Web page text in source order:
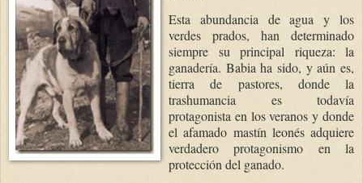
Esta abundancia de agua y los
verdes prados, han determinado
siempre su principal riqueza: la
ganadería. Babia ha sido, y aún es,
tierra de pastores, donde la
trashumancia es todavía
protagonista en los veranos y donde
el afamado mastín leonés adquiere
verdadero protagonismo en la
protección del ganado.